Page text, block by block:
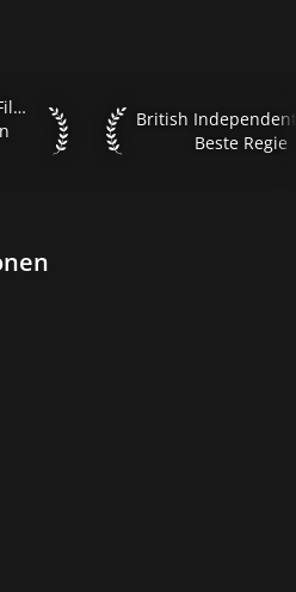
Mia ist widerborstig und
von Katie Jarvis, die
wurde. Zwischen ihr und
viril als Connor -
bis zum atemlosen Finale.
Awards 2009 Beste Newcomerin
British Independent Film Awards 2009
British Independent
Beste Regie